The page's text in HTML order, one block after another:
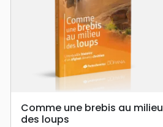
APERÇU RAPIDE
Comme une brebis au milieu
des loups